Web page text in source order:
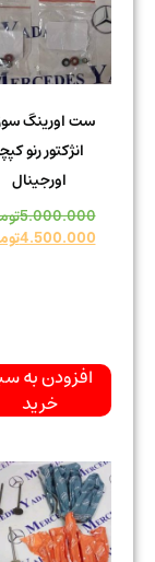
ست اورینگ سوزن
انژکتور رنو کپچر
اورجینال
5.000.000تومان
4.500.000تومان
افزودن به سبد